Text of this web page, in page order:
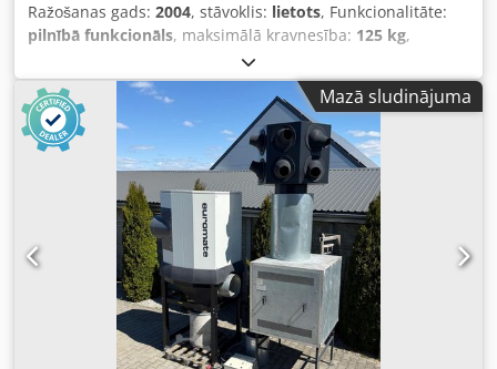
Ražošanas gads: 2004, stāvoklis: lietots, Funkcionalitāte:
pilnībā funkcionāls, maksimālā kravnesība: 125 kg,
2,5 m³
iekārtas/transportlīdzekļa numurs:3881 and 3690, Partija –
2 gab. – TUPESA SC 125 V rūpnieciskie tvaika žāvētāji (2004)
Divi jaudīgi, ar tvaiku apsildāmi, slīpi rotējoši cilindriski
žāvētāji. Lieliska iespēja iegādāties divus izturīgus TUPESA
SC 125 V rūpnieciskos tvaika žāvētājus, ko ražojis
uzņēmums TUPESA Maquinaria Textil, Spānija. Šie
rūpnieciskie žāvētāji ir paredzēti nepārtrauktai, liela
apjoma tekstilpreču un apģērbu žāvēšanai, tāpēc tie ir
ideāli piemēroti džinsu ražošanai, apģērbu apstrādei,
rūpnieciskām veļas mazgātuvēm un tekstilpreču apstrādes
uzņēmumiem. Abas iekārtas iepriekš bija uzstādītas MASI
Jeans rūpnīcā un veidoja daļu no profesionālas
rūpnieciskas veļas mazgāšanas un apstrādes līnijas.
Mazā sludinājuma